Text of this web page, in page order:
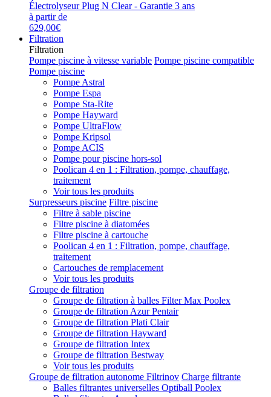
Électrolyseur Plug N Clear - Garantie 3 ans
à partir de
629,00€
Filtration
Filtration
Pompe piscine à vitesse variable Pompe piscine compatible
Pompe piscine
Pompe Astral
Pompe Espa
Pompe Sta-Rite
Pompe Hayward
Pompe UltraFlow
Pompe Kripsol
Pompe ACIS
Pompe pour piscine hors-sol
Poolican 4 en 1 : Filtration, pompe, chauffage,
traitement
Voir tous les produits
Surpresseurs piscine Filtre piscine
Filtre à sable piscine
Filtre piscine à diatomées
Filtre piscine à cartouche
Poolican 4 en 1 : Filtration, pompe, chauffage,
traitement
Cartouches de remplacement
Voir tous les produits
Groupe de filtration
Groupe de filtration à balles Filter Max Poolex
Groupe de filtration Azur Pentair
Groupe de filtration Plati Clair
Groupe de filtration Hayward
Groupe de filtration Intex
Groupe de filtration Bestway
Voir tous les produits
Groupe de filtration autonome Filtrinov Charge filtrante
Balles filtrantes universelles Optiball Poolex